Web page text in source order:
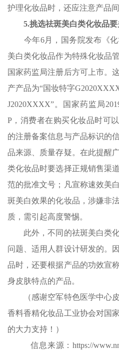
护理化妆品时，还应注意产品间
5.挑选祛斑美白类化妆品要
今年6月，国务院发布《化
美白类化妆品作为特殊化妆品
国家药监局注册后方可上市。
产产品为“国妆特字
J2020XXXX”。国家药监局
P，消费者在购买化妆品时可
的注册备案信息与产品标识的
品来源、质量存疑。在此提醒
类化妆品时要选择正规销售渠
范的批准文号；凡宣称速效美
斑美白效果的化妆品，涉嫌非
质，需引起高度警惕。
此外，不同的祛斑美白类化
问题、适用人群设计研发的。
品时，还要根据产品的功效宣
身皮肤特点的产品。
（感谢空军特色医学中心皮
香料香精化妆品工业协会对国
的大力支持！）
信息来源：https://